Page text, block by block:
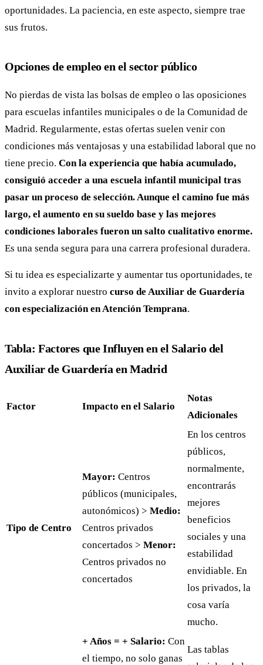
oportunidades. La paciencia, en este aspecto, siempre trae
sus frutos.
Opciones de empleo en el sector público
No pierdas de vista las bolsas de empleo o las oposiciones
para escuelas infantiles municipales o de la Comunidad de
Madrid. Regularmente, estas ofertas suelen venir con
condiciones más ventajosas y una estabilidad laboral que no
tiene precio. Con la experiencia que había acumulado,
consiguió acceder a una escuela infantil municipal tras
pasar un proceso de selección. Aunque el camino fue más
largo, el aumento en su sueldo base y las mejores
condiciones laborales fueron un salto cualitativo enorme.
Es una senda segura para una carrera profesional duradera.
Si tu idea es especializarte y aumentar tus oportunidades, te
invito a explorar nuestro curso de Auxiliar de Guardería
con especialización en Atención Temprana.
Tabla: Factores que Influyen en el Salario del
Auxiliar de Guardería en Madrid
Factor Impacto en el Salario
Notas
Adicionales
Tipo de Centro
Mayor: Centros
públicos (municipales,
autonómicos) > Medio:
Centros privados
concertados > Menor:
Centros privados no
concertados
En los centros
públicos,
normalmente,
encontrarás
mejores
beneficios
sociales y una
estabilidad
envidiable. En
los privados, la
cosa varía
mucho.
+ Años = + Salario: Con
el tiempo, no solo ganas
Las tablas